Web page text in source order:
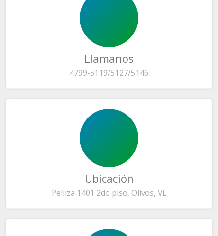
Llamanos
4799-5119/5127/5146
Ubicación
Pelliza 1401 2do piso, Olivos, VL